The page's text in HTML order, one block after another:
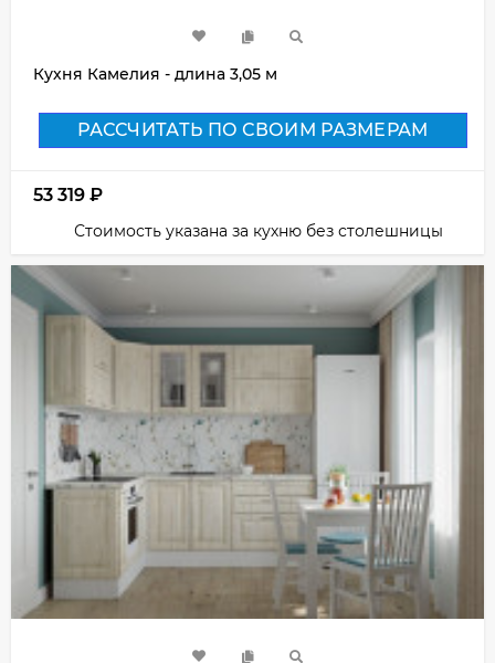
Кухня Камелия - длина 3,05 м
РАССЧИТАТЬ ПО СВОИМ РАЗМЕРАМ
53 319 ₽
Стоимость указана за кухню без столешницы